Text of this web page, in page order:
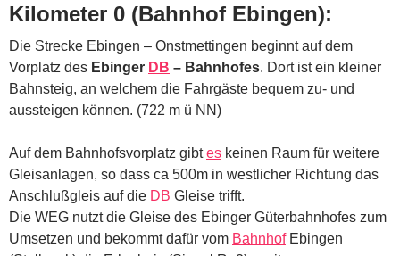
Kilometer 0 (Bahnhof Ebingen):
Die Strecke Ebingen – Onstmettingen beginnt auf dem
Vorplatz des Ebinger DB – Bahnhofes. Dort ist ein kleiner
Bahnsteig, an welchem die Fahrgäste bequem zu- und
aussteigen können. (722 m ü NN)
Auf dem Bahnhofsvorplatz gibtes keinen Raum für weitere
Gleisanlagen, so dass ca 500m in westlicher Richtung das
Anschlußgleis auf die DB Gleise trifft.
Die WEG nutzt die Gleise des Ebinger Güterbahnhofes zum
Umsetzen und bekommt dafür vom BahnhofEbingen